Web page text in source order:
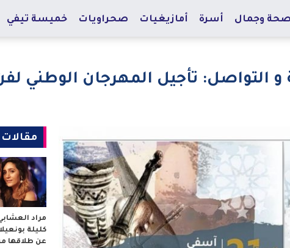
صحة وجمال أسرة أمازيغيات صحراويات خميسة تيفي
و التواصل: تأجيل المهرجان الوطني
مراد
كليلة
عن طلاقها